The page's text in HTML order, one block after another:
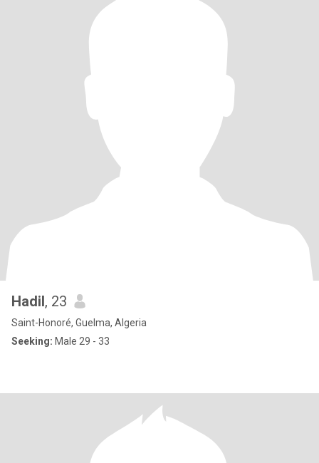
Hadil, 23
Saint-Honoré, Guelma, Algeria
Seeking: Male 29 - 33